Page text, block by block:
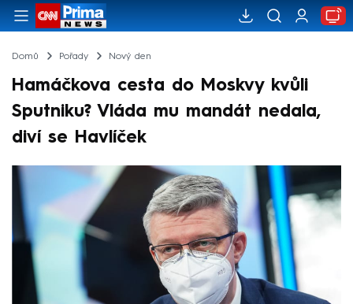
Domů Pořady Nový den
Hamáčkova cesta do Moskvy kvůli
Sputniku? Vláda mu mandát nedala,
diví se Havlíček